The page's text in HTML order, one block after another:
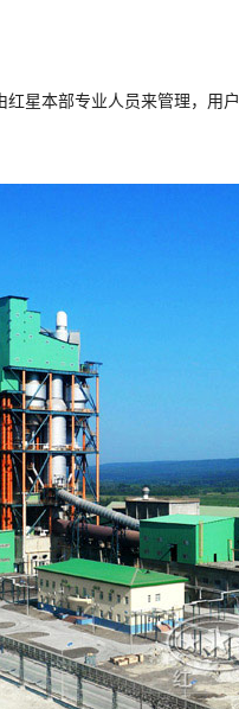
星本部专业人员来管理，用